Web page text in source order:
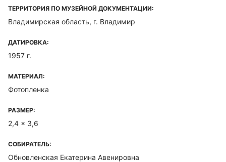
ТЕРРИТОРИЯ ПО МУЗЕЙНОЙ ДОКУМЕНТАЦИИ:
Владимирская область, г. Владимир
ДАТИРОВКА:
1957 г.
МАТЕРИАЛ:
Фотопленка
РАЗМЕР:
2,4 x 3,6
СОБИРАТЕЛЬ:
Обновленская Екатерина Авенировна